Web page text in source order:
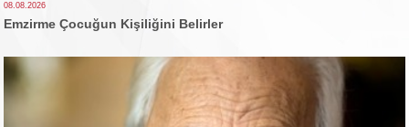
08.08.2026
Emzirme Çocuğun Kişiliğini Belirler